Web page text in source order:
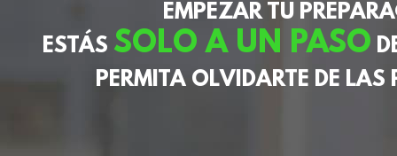
EMPEZAR TU
ESTÁS SOLO A UN PASO
PERMITA OLVIDARTE DE